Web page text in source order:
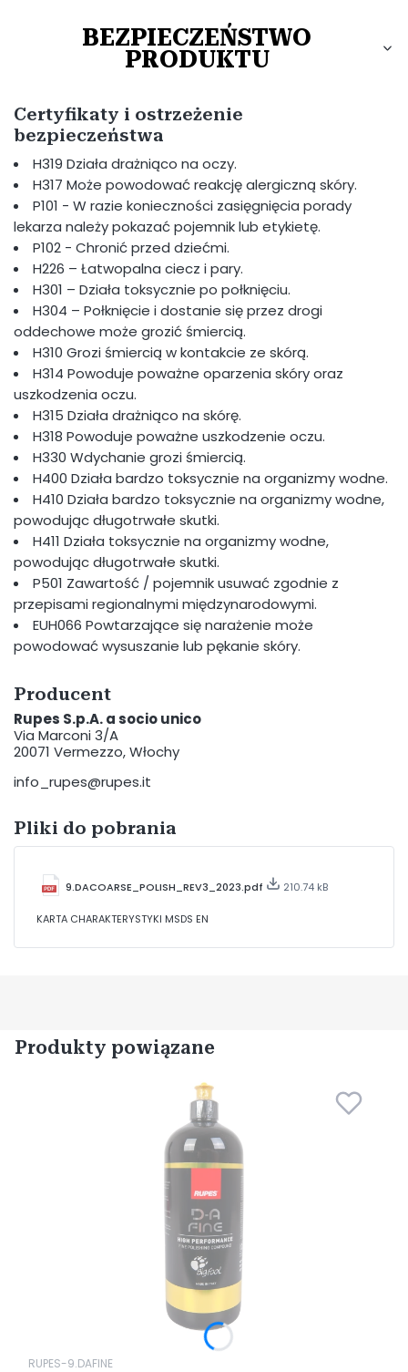
BEZPIECZEŃSTWO
PRODUKTU
Certyfikaty i ostrzeżenie
bezpieczeństwa
H319 Działa drażniąco na oczy.
H317 Może powodować reakcję alergiczną skóry.
P101 - W razie konieczności zasięgnięcia porady
lekarza należy pokazać pojemnik lub etykietę.
P102 - Chronić przed dziećmi.
H226 – Łatwopalna ciecz i pary.
H301 – Działa toksycznie po połknięciu.
H304 – Połknięcie i dostanie się przez drogi
oddechowe może grozić śmiercią.
H310 Grozi śmiercią w kontakcie ze skórą.
H314 Powoduje poważne oparzenia skóry oraz
uszkodzenia oczu.
H315 Działa drażniąco na skórę.
H318 Powoduje poważne uszkodzenie oczu.
H330 Wdychanie grozi śmiercią.
H400 Działa bardzo toksycznie na organizmy wodne.
H410 Działa bardzo toksycznie na organizmy wodne,
powodując długotrwałe skutki.
H411 Działa toksycznie na organizmy wodne,
powodując długotrwałe skutki.
P501 Zawartość / pojemnik usuwać zgodnie z
przepisami regionalnymi międzynarodowymi.
EUH066 Powtarzające się narażenie może
powodować wysuszanie lub pękanie skóry.
Producent
Rupes S.p.A. a socio unico
Via Marconi 3/A
20071 Vermezzo, Włochy
info_rupes@rupes.it
Pliki do pobrania
9.DACOARSE_POLISH_REV3_2023.pdf 210.74 kB
KARTA CHARAKTERYSTYKI MSDS EN
Produkty powiązane
Kod produktu
RUPES-9.DAFINE